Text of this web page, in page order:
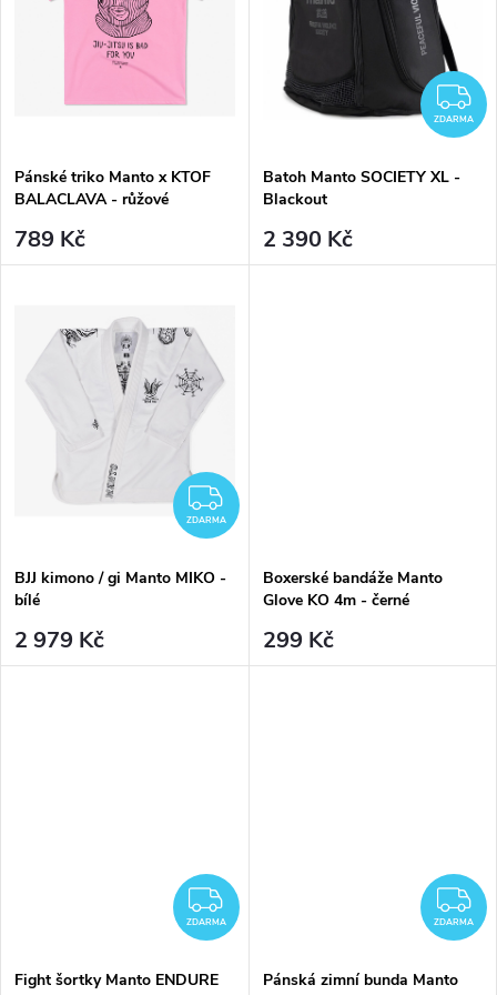
ů
t
ů
Pánské triko Manto x KTOF
BALACLAVA - růžové
789 Kč
ZDARMA
Batoh Manto SOCIETY XL -
Blackout
2 390 Kč
ZDARMA
ZDARMA
BJJ kimono / gi Manto MIKO -
bílé
2 979 Kč
Boxerské bandáže Manto
Glove KO 4m - černé
299 Kč
ZDARMA
ZDARMA
Fight šortky Manto ENDURE
ZDARMA
Pánská zimní bunda Manto